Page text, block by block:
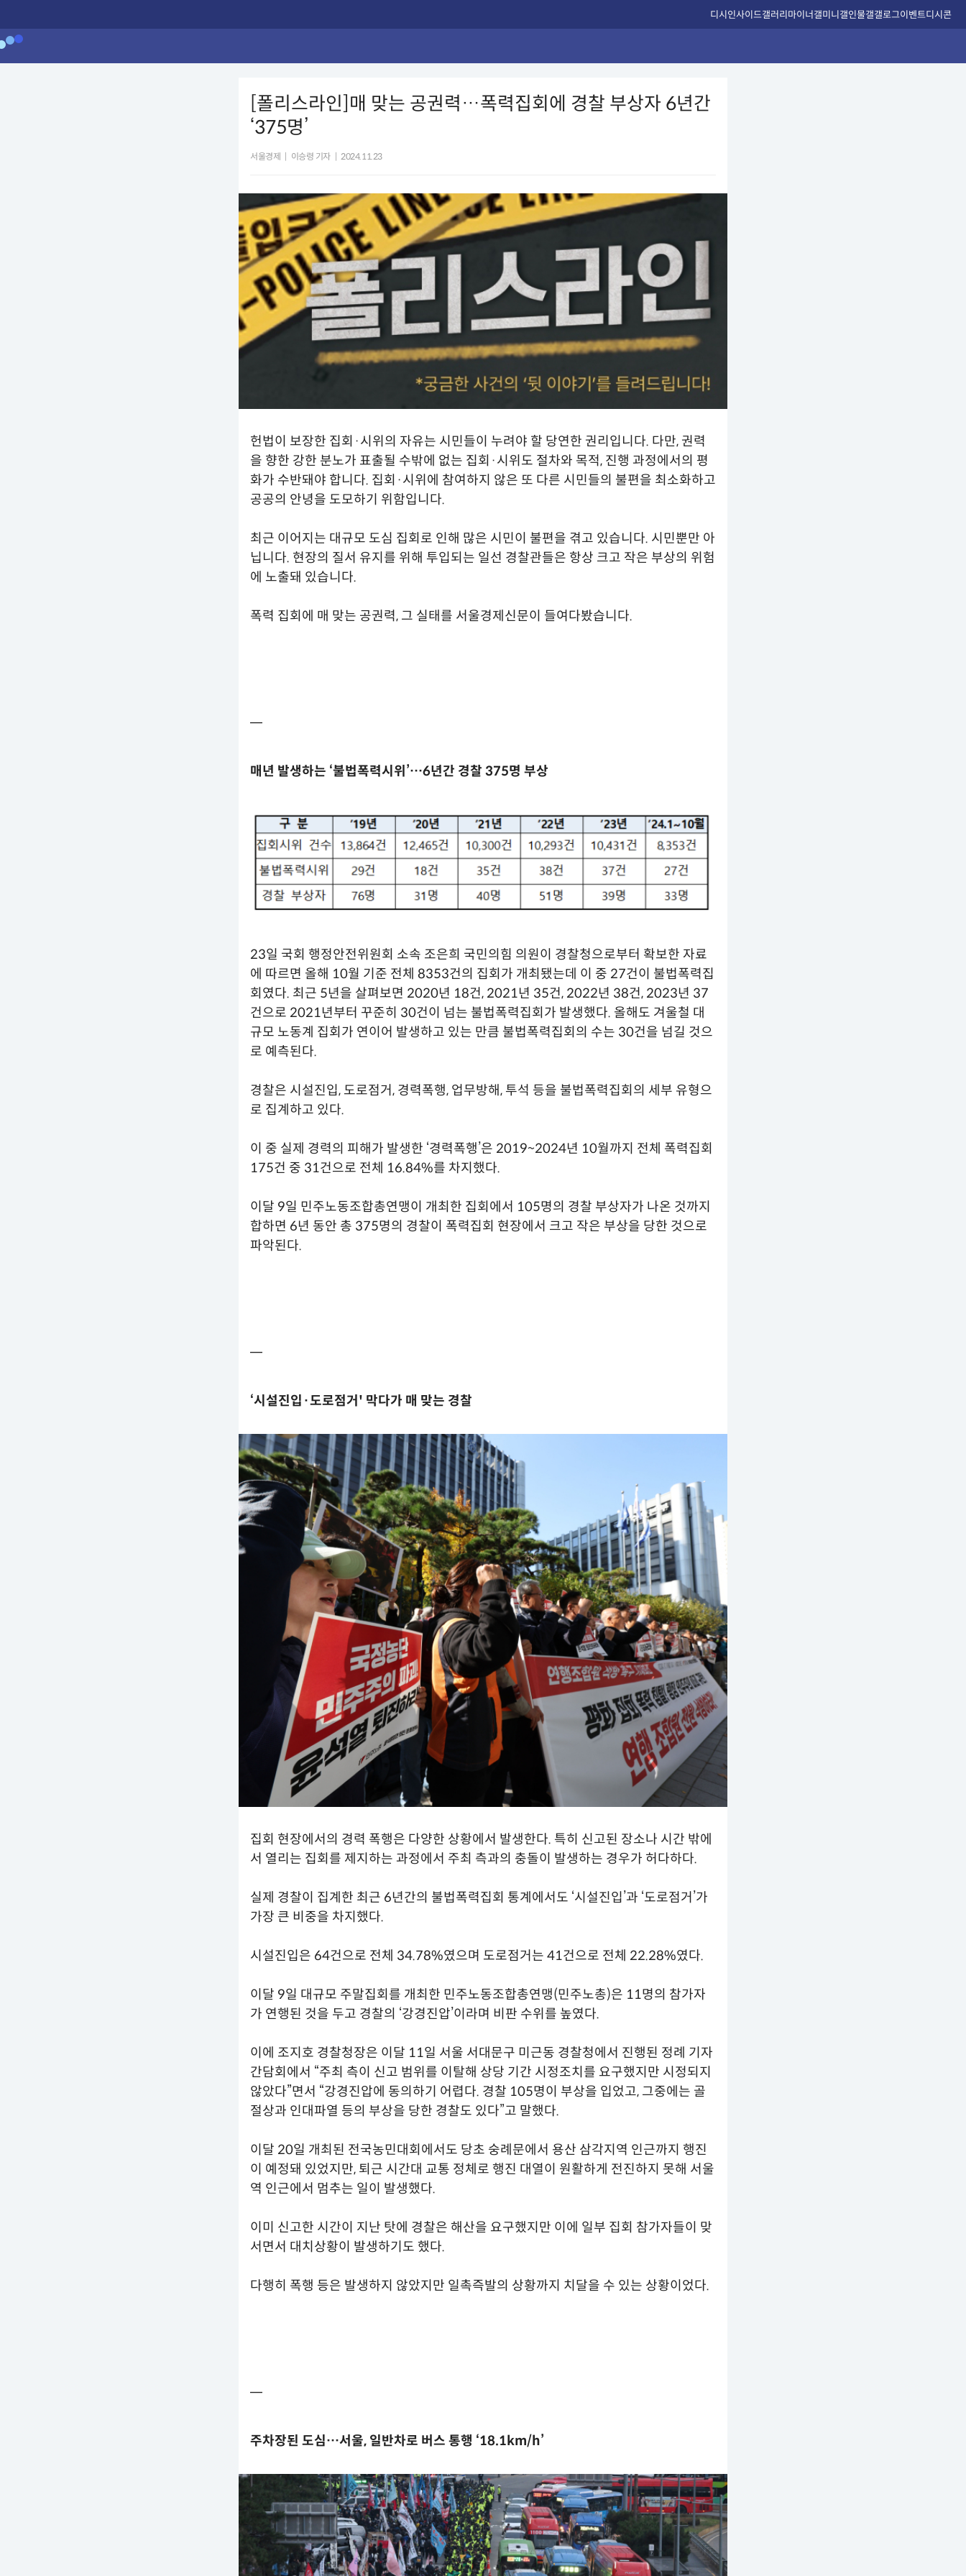
디시인사이드갤러리마이너갤미니갤인물갤갤로그이벤트디시콘
[폴리스라인]매 맞는 공권력…폭력집회에 경찰 부상자 6년간
‘375명’
서울경제 이승령 기자 2024.11.23
헌법이 보장한 집회·시위의 자유는 시민들이 누려야 할 당연한 권리입니다. 다만, 권력
을 향한 강한 분노가 표출될 수밖에 없는 집회·시위도 절차와 목적, 진행 과정에서의 평
화가 수반돼야 합니다. 집회·시위에 참여하지 않은 또 다른 시민들의 불편을 최소화하고
공공의 안녕을 도모하기 위함입니다.
최근 이어지는 대규모 도심 집회로 인해 많은 시민이 불편을 겪고 있습니다. 시민뿐만 아
닙니다. 현장의 질서 유지를 위해 투입되는 일선 경찰관들은 항상 크고 작은 부상의 위험
에 노출돼 있습니다.
폭력 집회에 매 맞는 공권력, 그 실태를 서울경제신문이 들여다봤습니다.
━
매년 발생하는 ‘불법폭력시위’…6년간 경찰 375명 부상
23일 국회 행정안전위원회 소속 조은희 국민의힘 의원이 경찰청으로부터 확보한 자료
에 따르면 올해 10월 기준 전체 8353건의 집회가 개최됐는데 이 중 27건이 불법폭력집
회였다. 최근 5년을 살펴보면 2020년 18건, 2021년 35건, 2022년 38건, 2023년 37
건으로 2021년부터 꾸준히 30건이 넘는 불법폭력집회가 발생했다. 올해도 겨울철 대
규모 노동계 집회가 연이어 발생하고 있는 만큼 불법폭력집회의 수는 30건을 넘길 것으
로 예측된다.
경찰은 시설진입, 도로점거, 경력폭행, 업무방해, 투석 등을 불법폭력집회의 세부 유형으
로 집계하고 있다.
이 중 실제 경력의 피해가 발생한 ‘경력폭행’은 2019~2024년 10월까지 전체 폭력집회
175건 중 31건으로 전체 16.84%를 차지했다.
이달 9일 민주노동조합총연맹이 개최한 집회에서 105명의 경찰 부상자가 나온 것까지
합하면 6년 동안 총 375명의 경찰이 폭력집회 현장에서 크고 작은 부상을 당한 것으로
파악된다.
━
‘시설진입·도로점거' 막다가 매 맞는 경찰
집회 현장에서의 경력 폭행은 다양한 상황에서 발생한다. 특히 신고된 장소나 시간 밖에
서 열리는 집회를 제지하는 과정에서 주최 측과의 충돌이 발생하는 경우가 허다하다.
실제 경찰이 집계한 최근 6년간의 불법폭력집회 통계에서도 ‘시설진입’과 ‘도로점거’가
가장 큰 비중을 차지했다.
시설진입은 64건으로 전체 34.78%였으며 도로점거는 41건으로 전체 22.28%였다.
이달 9일 대규모 주말집회를 개최한 민주노동조합총연맹(민주노총)은 11명의 참가자
가 연행된 것을 두고 경찰의 ‘강경진압’이라며 비판 수위를 높였다.
이에 조지호 경찰청장은 이달 11일 서울 서대문구 미근동 경찰청에서 진행된 정례 기자
간담회에서 “주최 측이 신고 범위를 이탈해 상당 기간 시정조치를 요구했지만 시정되지
않았다”면서 “강경진압에 동의하기 어렵다. 경찰 105명이 부상을 입었고, 그중에는 골
절상과 인대파열 등의 부상을 당한 경찰도 있다”고 말했다.
이달 20일 개최된 전국농민대회에서도 당초 숭례문에서 용산 삼각지역 인근까지 행진
이 예정돼 있었지만, 퇴근 시간대 교통 정체로 행진 대열이 원활하게 전진하지 못해 서울
역 인근에서 멈추는 일이 발생했다.
이미 신고한 시간이 지난 탓에 경찰은 해산을 요구했지만 이에 일부 집회 참가자들이 맞
서면서 대치상황이 발생하기도 했다.
다행히 폭행 등은 발생하지 않았지만 일촉즉발의 상황까지 치달을 수 있는 상황이었다.
━
주차장된 도심…서울, 일반차로 버스 통행 ‘18.1km/h’